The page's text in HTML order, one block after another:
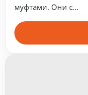
муфтами. Они с...